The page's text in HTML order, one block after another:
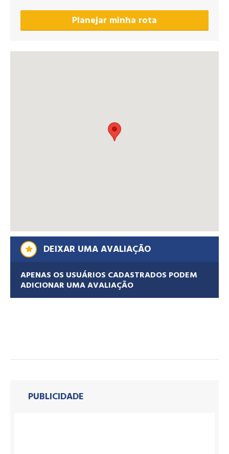
Planejar minha rota
DEIXAR UMA AVALIAÇÃO
APENAS OS USUÁRIOS CADASTRADOS PODEM
ADICIONAR UMA AVALIAÇÃO
PUBLICIDADE